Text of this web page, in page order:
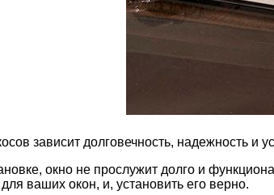
зависит долговечность, надежность
окно не прослужит долго и
ваших окон, и, установить его верно.